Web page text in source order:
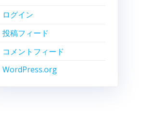
ログイン
投稿フィード
コメントフィード
WordPress.org